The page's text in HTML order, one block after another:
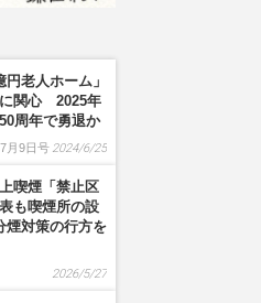
老人ホーム」
関心 2025年
周年で勇退か
月9日号 2024/6/25
喫煙「禁止区
も喫煙所の設
煙対策の行方を
2026/5/27